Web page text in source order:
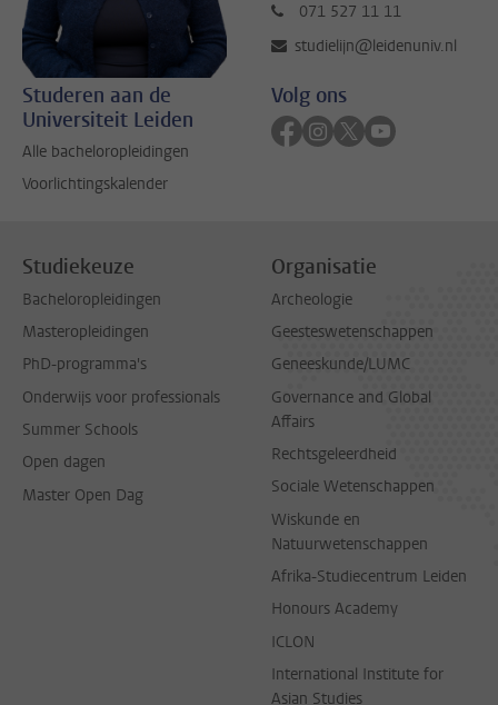
071 527 11 11
studielijn@leidenuniv.nl
Studeren aan de
Universiteit Leiden
Alle bacheloropleidingen
Voorlichtingskalender
Volg ons
Volg ons op facebook
Volg ons op instagram
Volg ons op twitter
Volg ons op
Studiekeuze
Bacheloropleidingen
Masteropleidingen
PhD-programma's
Onderwijs voor professionals
Summer Schools
Open dagen
Master Open Dag
Organisatie
Archeologie
Geesteswetenschappen
Geneeskunde/LUMC
Governance and Global
Affairs
Rechtsgeleerdheid
Sociale Wetenschappen
Wiskunde en
Natuurwetenschappen
Afrika-Studiecentrum Leiden
Honours Academy
ICLON
International Institute for
Asian Studies